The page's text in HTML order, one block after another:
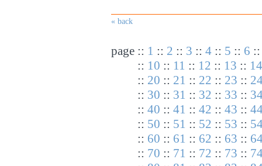
« back
page :: 1 :: 2 :: 3 :: 4 :: 5 :: 6
:: 10 :: 11 :: 12 :: 13 :: 14
:: 20 :: 21 :: 22 :: 23 ::
:: 30 :: 31 :: 32 :: 33 ::
:: 40 :: 41 :: 42 :: 43 ::
:: 50 :: 51 :: 52 :: 53 ::
:: 60 :: 61 :: 62 :: 63 ::
:: 70 :: 71 :: 72 :: 73 ::